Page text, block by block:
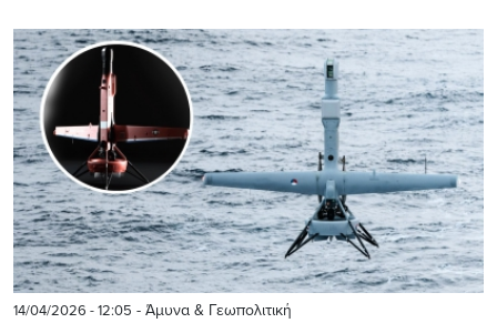
14/04/2026 - 12:05 - Άμυνα & Γεωπολιτική